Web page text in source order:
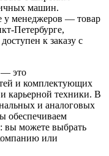
машин.
у менеджеров — товар
Петербурге,
к заказу с
— это
и комплектующих
карьерной техники. В
и аналоговых
обеспечиваем
вы можете выбрать
или